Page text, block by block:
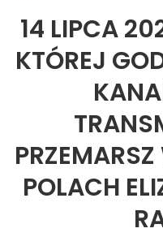
14 LIPCA
KTÓREJ
POLACH